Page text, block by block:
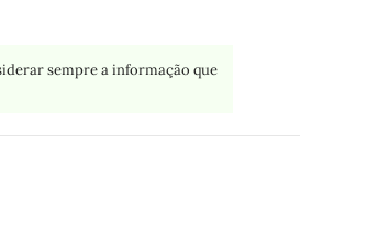
sempre a informação que